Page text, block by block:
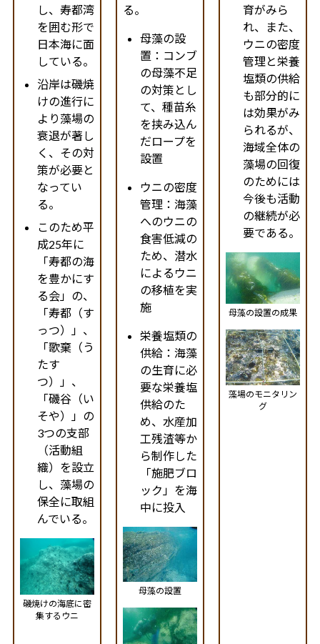
し、寿都湾
を囲む形で
日本海に面
している。
沿岸は磯焼
けの進行に
より藻場の
衰退が著し
く、その対
策が必要と
なってい
る。
このため平
成25年に
「寿都の海
を豊かにす
る会」の、
「寿都（す
っつ）」、
「歌棄（う
たす
つ）」、
「磯谷（い
そや）」の
3つの支部
（活動組
織）を設立
し、藻場の
保全に取組
んでいる。
磯焼けの海底に密
集するウニ
る。
母藻の設
置：コンブ
の母藻不足
の対策とし
て、種苗糸
を挟み込ん
だロープを
設置
ウニの密度
管理：海藻
へのウニの
食害低減の
ため、潜水
によるウニ
の移植を実
施
栄養塩類の
供給：海藻
の生育に必
要な栄養塩
供給のた
め、水産加
工残渣等か
ら制作した
「施肥ブロ
ック」を海
中に投入
母藻の設置
育がみら
れ、また、
ウニの密度
管理と栄養
塩類の供給
も部分的に
は効果がみ
られるが、
海域全体の
藻場の回復
のためには
今後も活動
の継続が必
要である。
母藻の設置の成果
藻場のモニタリン
グ